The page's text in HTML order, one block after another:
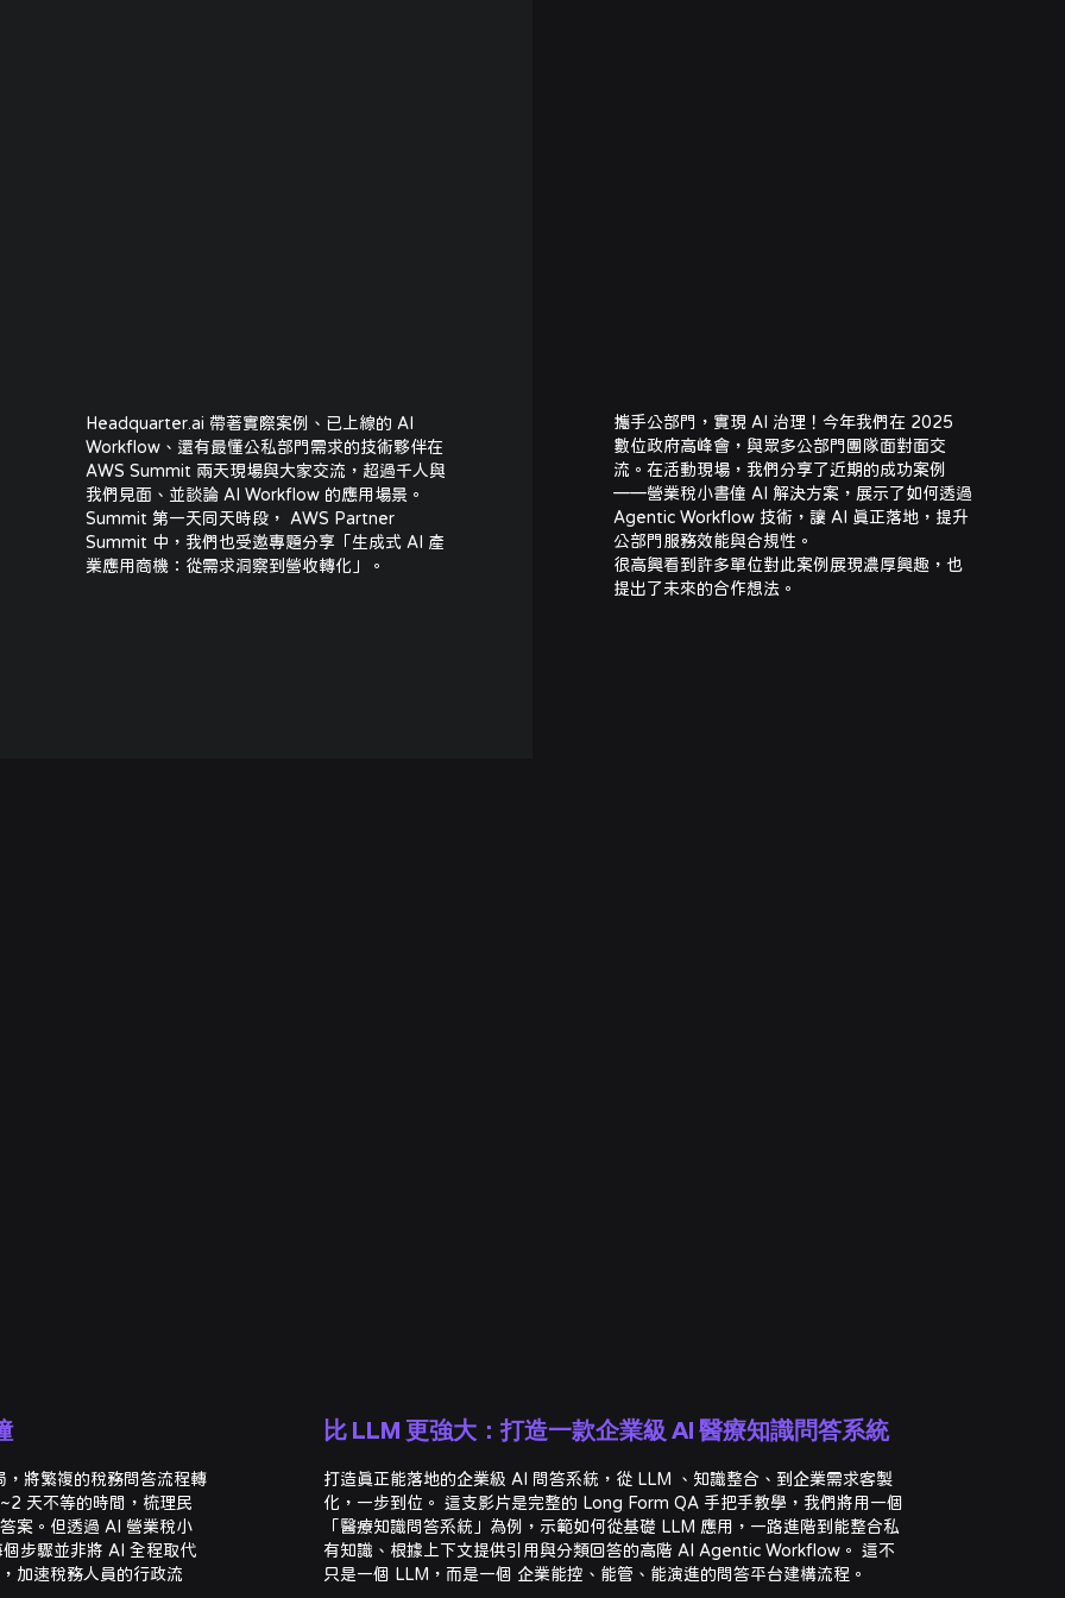
Headquarter.ai 帶著實際案例、已上線的 AI
Workflow、還有最懂公私部門需求的技術夥伴在
AWS Summit 兩天現場與大家交流，超過千人與
我們見面、並談論 AI Workflow 的應用場景。
Summit 第一天同天時段， AWS Partner
Summit 中，我們也受邀專題分享「生成式 AI 產
業應用商機：從需求洞察到營收轉化」。
攜手公部門，實現 AI 治理！今年我們在 2025
數位政府高峰會，與眾多公部門團隊面對面交
流。在活動現場，我們分享了近期的成功案例
——營業稅小書僮 AI 解決方案，展示了如何透過
Agentic Workflow 技術，讓 AI 真正落地，提升
公部門服務效能與合規性。
很高興看到許多單位對此案例展現濃厚興趣，也
提出了未來的合作想法。
將繁複的稅務問答流程轉
天不等的時間，梳理民
案。但透過 AI 營業稅小
步驟並非將 AI 全程取代
加速稅務人員的行政流
比 LLM 更強大：打造一款企業級 AI 醫療知識問答系統
打造真正能落地的企業級 AI 問答系統，從 LLM 、知識整合、到企業需求客製
化，一步到位。 這支影片是完整的 Long Form QA 手把手教學，我們將用一個
「醫療知識問答系統」為例，示範如何從基礎 LLM 應用，一路進階到能整合私
有知識、根據上下文提供引用與分類回答的高階 AI Agentic Workflow。 這不
只是一個 LLM，而是一個 企業能控、能管、能演進的問答平台建構流程。